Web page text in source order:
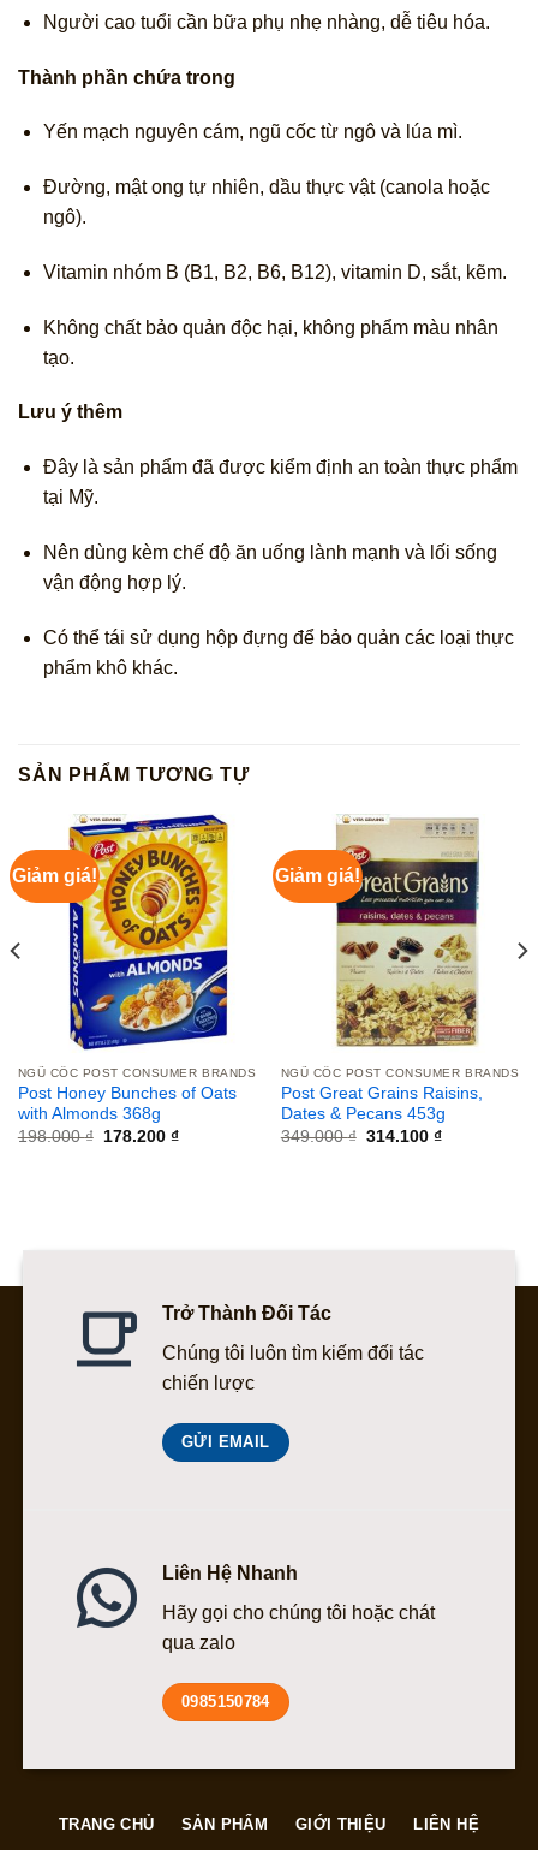
Người cao tuổi cần bữa phụ nhẹ nhàng, dễ tiêu hóa.
Thành phần chứa trong
Yến mạch nguyên cám, ngũ cốc từ ngô và lúa mì.
Đường, mật ong tự nhiên, dầu thực vật (canola hoặc
ngô).
Vitamin nhóm B (B1, B2, B6, B12), vitamin D, sắt, kẽm.
Không chất bảo quản độc hại, không phẩm màu nhân
tạo.
Lưu ý thêm
Đây là sản phẩm đã được kiểm định an toàn thực phẩm
tại Mỹ.
Nên dùng kèm chế độ ăn uống lành mạnh và lối sống
vận động hợp lý.
Có thể tái sử dụng hộp đựng để bảo quản các loại thực
phẩm khô khác.
SẢN PHẨM TƯƠNG TỰ
Giảm giá!
NGŨ CỐC POST CONSUMER BRANDS
Post Honey Bunches of Oats
with Almonds 368g
198.000₫
Giá
178.200 ₫Giá
Giảm giá!
NGŨ CỐC POST CONSUMER BRANDS
Post Great Grains Raisins,
Dates & Pecans 453g
349.000₫ Giá
314.100 ₫Giá
Trở Thành Đối Tác
Chúng tôi luôn tìm kiếm đối tác
chiến lược
GỬI EMAIL
Liên Hệ Nhanh
Hãy gọi cho chúng tôi hoặc chát
qua zalo
0985150784
TRANG CHỦ SẢN PHẨM GIỚI THIỆU LIÊN HỆ